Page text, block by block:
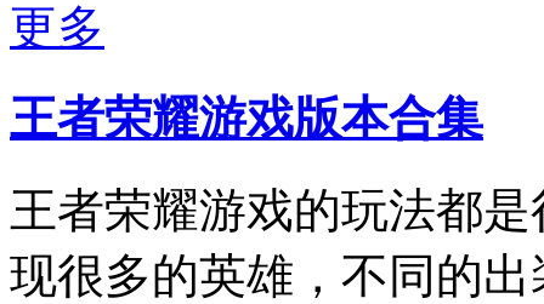
更多
王者荣耀游戏版本合集
王者荣耀游戏的玩法都
现很多的英雄，不同的